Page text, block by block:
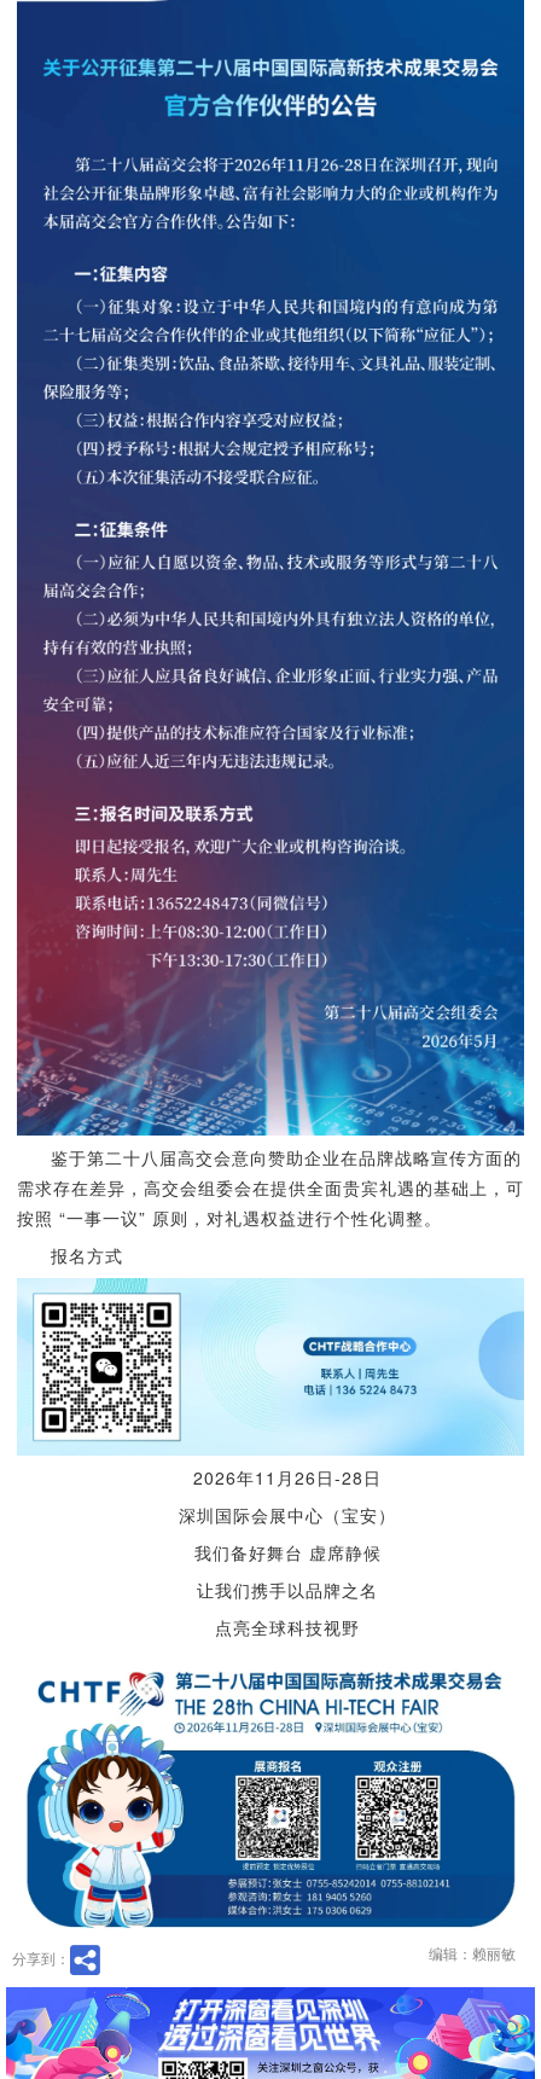
鉴于第二十八届高交会意向赞助企业在品牌战略宣传方面的
需求存在差异，高交会组委会在提供全面贵宾礼遇的基础上，可
按照 “一事一议” 原则，对礼遇权益进行个性化调整。
报名方式
2026年11月26日-28日
深圳国际会展中心（宝安）
我们备好舞台 虚席静候
让我们携手以品牌之名
点亮全球科技视野
分享到： 编辑：赖丽敏